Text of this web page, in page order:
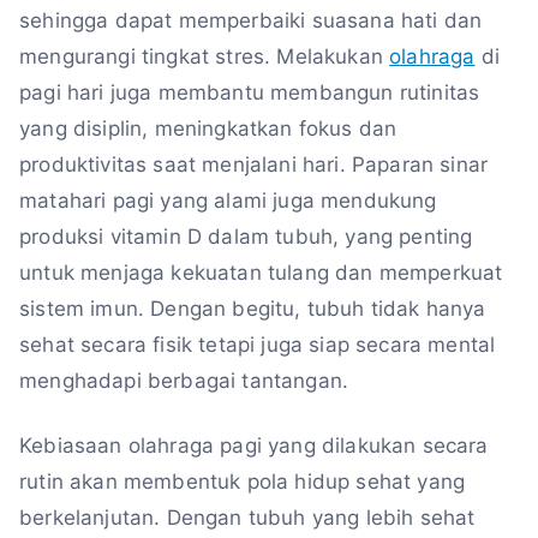
sehingga dapat memperbaiki suasana hati dan
mengurangi tingkat stres. Melakukanolahraga di
pagi hari juga membantu membangun rutinitas
yang disiplin, meningkatkan fokus dan
produktivitas saat menjalani hari. Paparan sinar
matahari pagi yang alami juga mendukung
produksi vitamin D dalam tubuh, yang penting
untuk menjaga kekuatan tulang dan memperkuat
sistem imun. Dengan begitu, tubuh tidak hanya
sehat secara fisik tetapi juga siap secara mental
menghadapi berbagai tantangan.
Kebiasaan olahraga pagi yang dilakukan secara
rutin akan membentuk pola hidup sehat yang
berkelanjutan. Dengan tubuh yang lebih sehat